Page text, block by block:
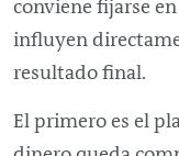
conviene fijarse
influyen
resultado final.
El primero es el